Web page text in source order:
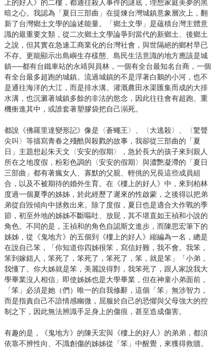
上的好人》的二樓，都通往殺人事件的謎底，理想家庭美夢的黑
暗之心。我認為「夏日三部曲」在提煉台灣城鎮意象層次上，翻
新了台灣鄉土文學的論述能量。「鄉土文學」是蘊積台灣主體意
識的最重要文類，從二次鄉土文學論爭到當代的新鄉土、後鄉土
之說，但其實在急速工商業化的台灣社會，與世隔絕的鄉村早已
不存。更能顯示出島嶼生存樣態、島民生活意識的地方應該是城
鎮──都有台鐵車站的永靖與員林，一個有全台最知名台商，一個
有全台最多超跑的城鎮。流過城鎮的不是浮著白鵝的小河，也不
是通往海洋的大江，而是排水溝。灌溉農田水渠匯集而成的大排
水溝，也沉澱著城鎮多餘的非法的慾念，因此往往會有超跑、重
機衝進其中，或誰套著塑膠袋把自己溺死。
都說《佛羅里達變形記》像是〈蒼蠅王〉、〈大逃殺〉、〈驚聲
尖叫〉等描寫青春之殘酷與殺戮的故事，我卻從三部曲的「夏
日」主題想起朱天文〈安安的假期〉，急於長大的孩子來到親人
所在之地度假，粉彩色調的〈安安的假期〉與濃艷凝滯的「夏日
三部曲」都有著瘋女人、寡默的父親、輕佻的兄長這些成員組
合，以及不被期待的婚外生育。在《樓上的好人》中，來到柏林
度過一個夏季的姊姊，於此經歷了遲來的性啟蒙，之後得以把弟
弟從自毀傾向中拯救出來。除了度假，夏日也是適合大作戰的季
節，初至外地的姊姊不斷嘔吐、放屁，其不堪直如王禎和小說的
角色。不同的是，王禎和的角色自認斯文進步，而陳思宏筆下的
姊姊，從《鬼地方》的五個到《樓上的好人》縮編為一名，總是
在說自己笨，「你知道你四姊很笨，寫信好難，我不會。我笨，
笨到嫁錯人，笨死了，笨死了，笨死了，笨，就是笨」「小弟，
我懂了。你大姊就是笨，美麗說得對，我笨死了，跟人家說我大
學畢業沒人相信」即使姊姊也是大學畢業，但在神童小弟面前，
「笨」必須是她（們）唯一的自我修辭，這個「笨」無涉智力，
而是指責自己不諳情感幽微，屈服於自己的恐懼與父母強大的控
制之下，因此無法辨識手足身上的傷痕，甚至造成傷害。
有趣的是，《鬼地方》的陳天宏與《樓上的好人》的弟弟，都須
依靠不辨性向、不識創傷的姊姊從「笨」中醒覺，來獲得救贖。